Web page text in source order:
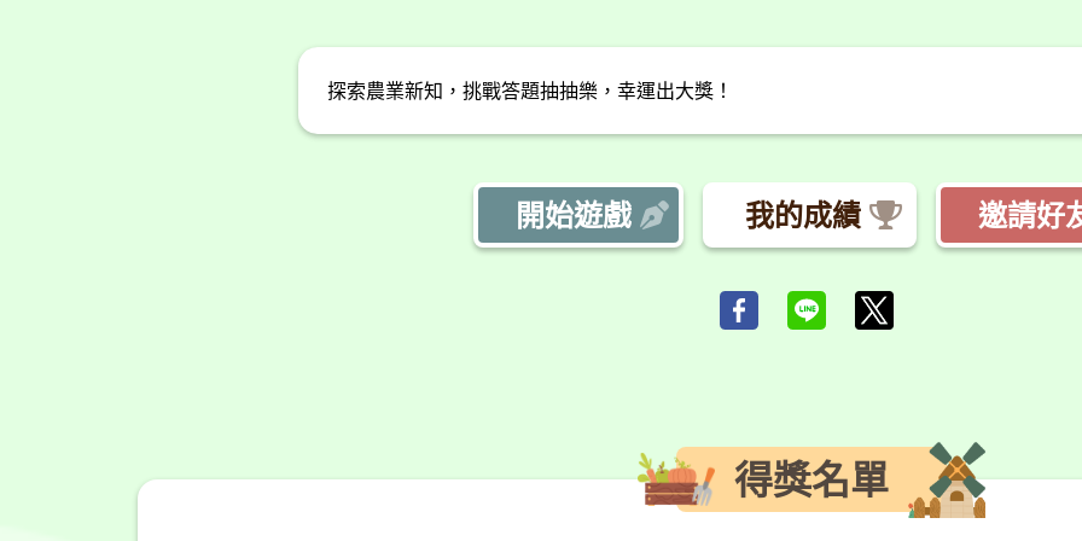
探索農業新知，挑戰答題抽抽樂，幸運出大獎！
開始遊戲 我的成績 邀請好
得獎名單